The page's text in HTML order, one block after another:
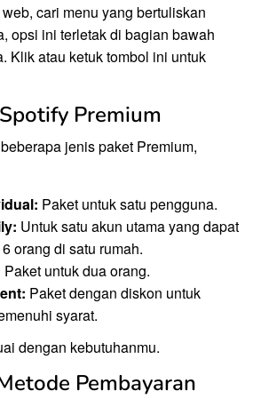
cari menu yang bertuliskan
opsi ini terletak di bagian bawah
Klik atau ketuk tombol ini untuk
Premium
jenis paket Premium,
Paket untuk satu pengguna.
Untuk satu akun utama yang dapat
orang di satu rumah.
Paket untuk dua orang.
Paket dengan diskon untuk
syarat.
dengan kebutuhanmu.
Pembayaran